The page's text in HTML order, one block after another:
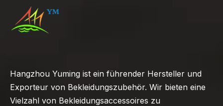
Hangzhou Yuming ist ein führender Hersteller und
Exporteur von Bekleidungszubehör. Wir bieten eine
Vielzahl von Bekleidungsaccessoires zu